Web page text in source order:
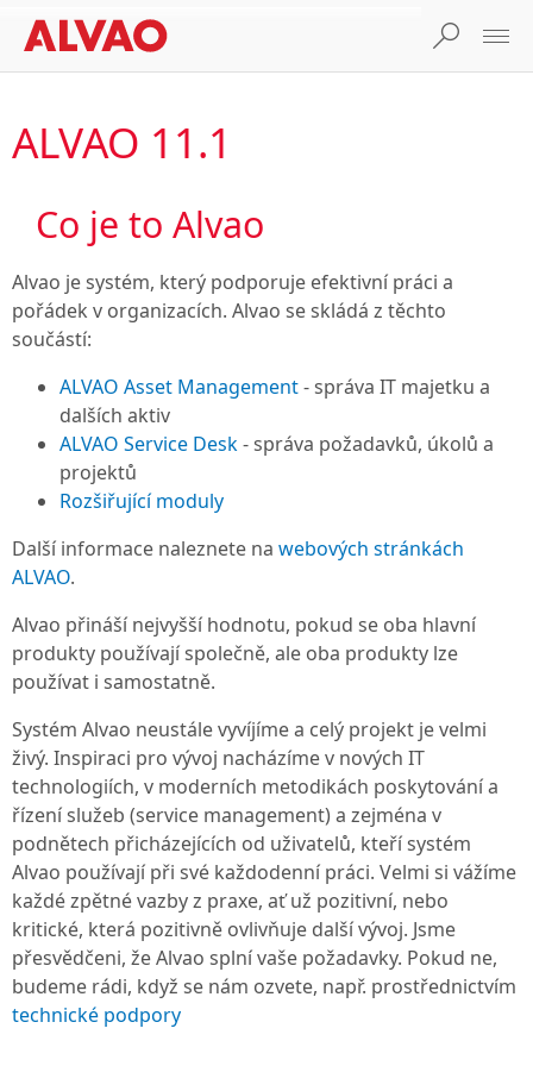
ALVAO 11.1
Co je to Alvao
Alvao je systém, který podporuje efektivní práci a
pořádek v organizacích. Alvao se skládá z těchto
součástí:
ALVAO Asset Management- správa IT majetku a
dalších aktiv
ALVAO Service Desk- správa požadavků, úkolů a
projektů
Rozšiřující moduly
Další informace naleznete na webových stránkách
ALVAO.
Alvao přináší nejvyšší hodnotu, pokud se oba hlavní
produkty používají společně, ale oba produkty lze
používat i samostatně.
Systém Alvao neustále vyvíjíme a celý projekt je velmi
živý. Inspiraci pro vývoj nacházíme v nových IT
technologiích, v moderních metodikách poskytování a
řízení služeb (service management) a zejména v
podnětech přicházejících od uživatelů, kteří systém
Alvao používají při své každodenní práci. Velmi si vážíme
každé zpětné vazby z praxe, ať už pozitivní, nebo
kritické, která pozitivně ovlivňuje další vývoj. Jsme
přesvědčeni, že Alvao splní vaše požadavky. Pokud ne,
budeme rádi, když se nám ozvete, např. prostřednictvím
technické podpory